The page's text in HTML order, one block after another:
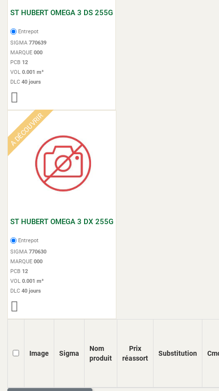
ST HUBERT OMEGA 3 DS 255G
Entrepot
SIGMA 770639
MARQUE 000
PCB 12
VOL 0.001 m³
DLC 40 jours
A DÉCOUVRIR
ST HUBERT OMEGA 3 DX 255G
Entrepot
SIGMA 770630
MARQUE 000
PCB 12
VOL 0.001 m³
DLC 40 jours
Image Sigma
Nom
produit
Prix
réassort
Substitution